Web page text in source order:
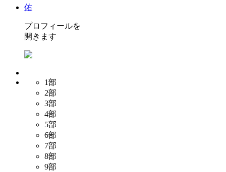
佑
プロフィールを
開きます
1部
2部
3部
4部
5部
6部
7部
8部
9部